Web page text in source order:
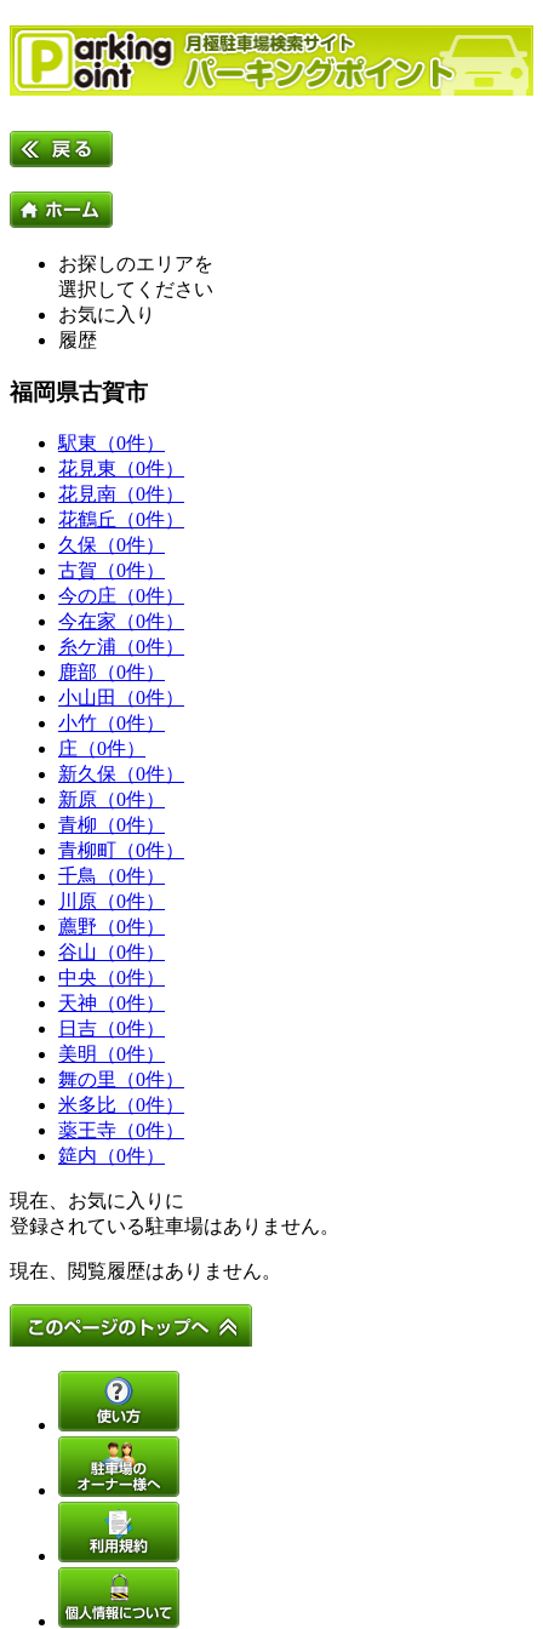
お探しのエリアを
選択してください
お気に入り
履歴
福岡県古賀市
駅東（0件）
花見東（0件）
花見南（0件）
花鶴丘（0件）
久保（0件）
古賀（0件）
今の庄（0件）
今在家（0件）
糸ケ浦（0件）
鹿部（0件）
小山田（0件）
小竹（0件）
庄（0件）
新久保（0件）
新原（0件）
青柳（0件）
青柳町（0件）
千鳥（0件）
川原（0件）
薦野（0件）
谷山（0件）
中央（0件）
天神（0件）
日吉（0件）
美明（0件）
舞の里（0件）
米多比（0件）
薬王寺（0件）
筵内（0件）
現在、お気に入りに
登録されている駐車場はありません。
現在、閲覧履歴はありません。